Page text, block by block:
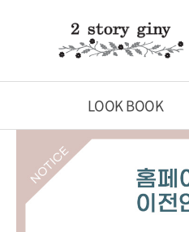
LOOK BOOK